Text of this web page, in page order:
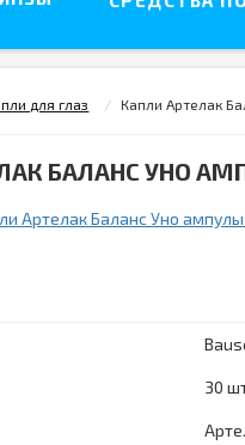
для глаз Капли Артелак
БАЛАНС УНО
30